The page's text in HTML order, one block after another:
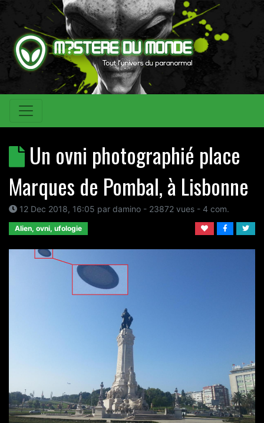
Un ovni photographié place
Marques de Pombal, à Lisbonne
12 Dec 2018, 16:05 par damino - 23872 vues - 4 com.
Alien, ovni, ufologie